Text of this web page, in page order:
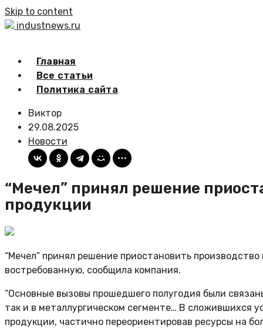
Skip to content
industnews.ru
Главная
Все статьи
Политика сайта
Виктор
29.08.2025
Новости
“Мечел” принял решение
продукции
“Мечел” принял решение приостановить
востребованную, сообщила компания.
“Основные вызовы прошедшего полугодия были
так и в металлургическом сегменте… В сложившихся
продукции, частично переориентировав ресурсы на